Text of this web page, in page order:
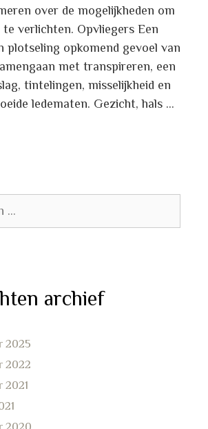
over de mogelijkheden om
verlichten. Opvliegers Een
plotseling opkomend gevoel van
met transpireren, een
tintelingen, misselijkheid en
ledematen. Gezicht, hals …
archief
2025
2022
2021